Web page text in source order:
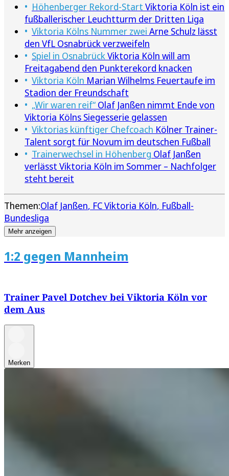
Höhenberger Rekord-Start Viktoria Köln ist ein
fußballerischer Leuchtturm der Dritten Liga
Viktoria Kölns Nummer zwei Arne Schulz lässt
den VfL Osnabrück verzweifeln
Spiel in OsnabrückViktoria Köln will am
Freitagabend den Punkterekord knacken
Viktoria Köln Marian Wilhelms Feuertaufe im
Stadion der Freundschaft
„Wir waren reif“ Olaf Janßen nimmt Ende von
Viktoria Kölns Siegesserie gelassen
Viktorias künftiger Chefcoach Kölner Trainer-
Talent sorgt für Novum im deutschen Fußball
Trainerwechsel in Höhenberg Olaf Janßen
verlässt Viktoria Köln im Sommer – Nachfolger
steht bereit
Themen:Olaf Janßen FC Viktoria Köln Fußball-
Bundesliga
Mehr anzeigen
1:2 gegen Mannheim
Trainer Pavel Dotchev bei Viktoria Köln vor
dem Aus
Merken